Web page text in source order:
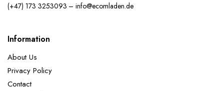
(+47) 173 3253093 – info@ecomladen.de
Information
About Us
Privacy Policy
Contact